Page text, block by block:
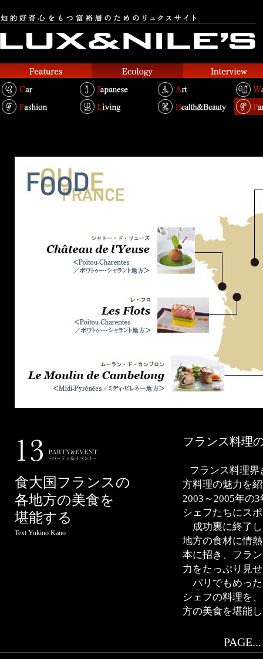
食大国フランスの
各地方の美食を
堪能する
Text Yukino Kano
フランス料理
フランス料理
方料理の魅力を
2003～2005年の
シェフたちにス
成功裏に終了し
地方の食材に情
本に招き、フラ
力をたっぷり見
パリでもめった
シェフの料理を
方の美食を堪能
PAGE...